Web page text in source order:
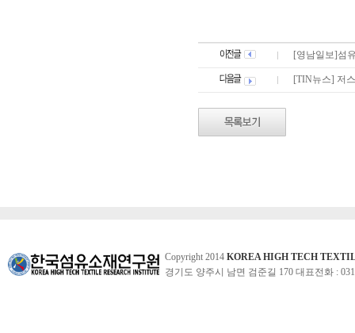
[영남일보]섬
[TIN뉴스] 저
Copyright 2014 KOREA HIGH TECH
경기도 양주시 남면 검준길 170 대표전화 :